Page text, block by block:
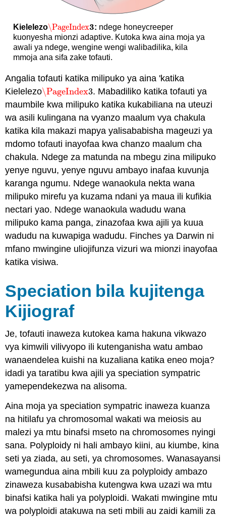
Kielelezo\PageIndex3
\PageIndex3: ndege honeycreeper
kuonyesha mionzi adaptive. Kutoka kwa aina moja ya
awali ya ndege, wengine wengi walibadilika, kila
mmoja ana sifa zake tofauti.
Angalia tofauti katika milipuko ya aina 'katika
Kielelezo\PageIndex3
\PageIndex3. Mabadiliko katika tofauti ya
maumbile kwa milipuko katika kukabiliana na uteuzi
wa asili kulingana na vyanzo maalum vya chakula
katika kila makazi mapya yalisababisha mageuzi ya
mdomo tofauti inayofaa kwa chanzo maalum cha
chakula. Ndege za matunda na mbegu zina milipuko
yenye nguvu, yenye nguvu ambayo inafaa kuvunja
karanga ngumu. Ndege wanaokula nekta wana
milipuko mirefu ya kuzama ndani ya maua ili kufikia
nectari yao. Ndege wanaokula wadudu wana
milipuko kama panga, zinazofaa kwa ajili ya kuua
wadudu na kuwapiga wadudu. Finches ya Darwin ni
mfano mwingine uliojifunza vizuri wa mionzi inayofaa
katika visiwa.
Speciation bila kujitenga
Kijiograf
Je, tofauti inaweza kutokea kama hakuna vikwazo
vya kimwili vilivyopo ili kutenganisha watu ambao
wanaendelea kuishi na kuzaliana katika eneo moja?
idadi ya taratibu kwa ajili ya speciation sympatric
yamependekezwa na alisoma.
Aina moja ya speciation sympatric inaweza kuanza
na hitilafu ya chromosomal wakati wa meiosis au
malezi ya mtu binafsi mseto na chromosomes nyingi
sana. Polyploidy ni hali ambayo kiini, au kiumbe, kina
seti ya ziada, au seti, ya chromosomes. Wanasayansi
wamegundua aina mbili kuu za polyploidy ambazo
zinaweza kusababisha kutengwa kwa uzazi wa mtu
binafsi katika hali ya polyploidi. Wakati mwingine mtu
wa polyploidi atakuwa na seti mbili au zaidi kamili za